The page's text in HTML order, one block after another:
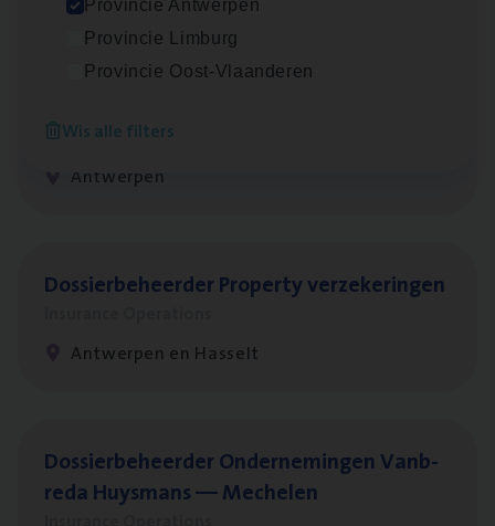
Provincie Antwerpen
Provincie Limburg
Provincie Oost-Vlaanderen
Wis alle filters
Dos­sier­be­heer­der ver­ze­ke­rin­gen — Soci­al
Insurance Operations
Antwerpen
Dos­sier­be­heer­der Pro­per­ty verzekeringen
Antwerpen en Hasselt
Dos­sier­be­heer­der Onder­ne­min­gen Van­b­
re­da Huys­mans — Mechelen